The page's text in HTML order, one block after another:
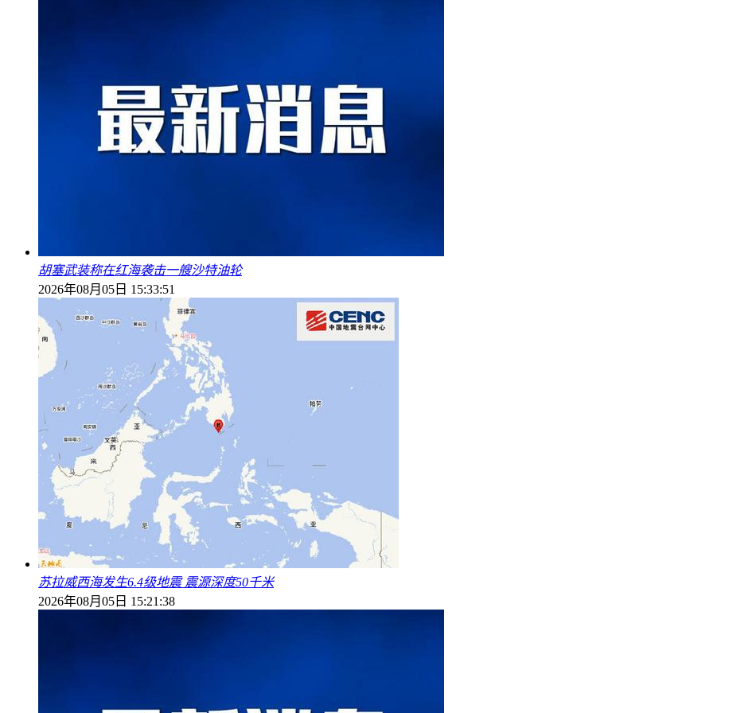
胡塞武装称在红海袭击一艘沙特油轮
2026年08月05日 15:33:51
苏拉威西海发生6.4级地震 震源深度50千米
2026年08月05日 15:21:38